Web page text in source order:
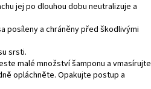
jej po dlouhou dobu neutralizuje a
posíleny a chráněny před škodlivými
srsti.
malé množství šamponu a vmasírujte
opláchněte. Opakujte postup a